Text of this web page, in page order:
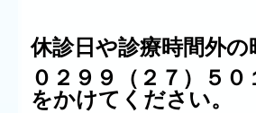
休診日や診療時間外の
０２９９（２７）５０
をかけてください。